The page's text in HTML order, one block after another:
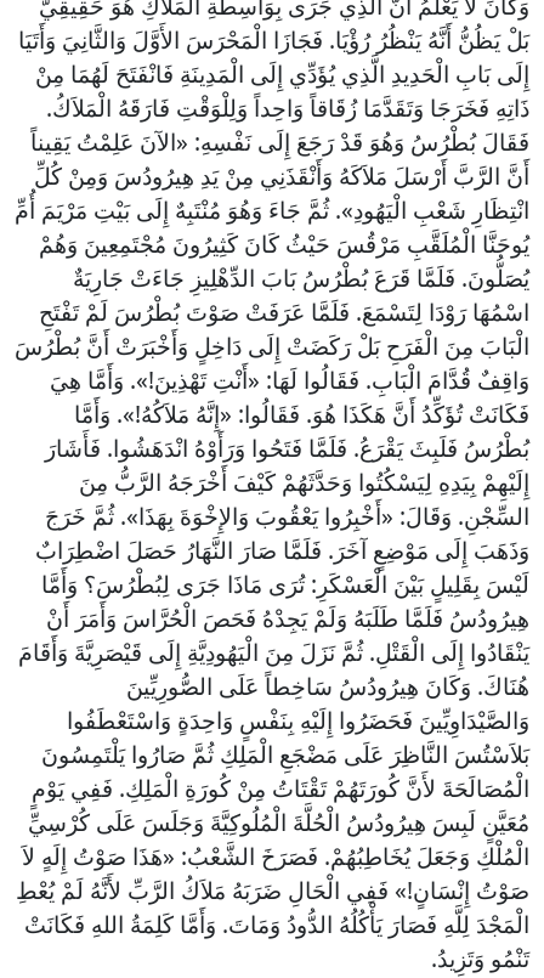
بَلْ يَظُنُّ أَنَّهُ يَنْظُرُ رُؤْيَا. فَجَازَا الْمَحْرَسَ الأَوَّلَ وَالثَّانِيَ وَأَتَيَا
إِلَى بَابِ الْحَدِيدِ الَّذِي يُؤَدِّي إِلَى الْمَدِينَةِ فَانْفَتَحَ لَهُمَا مِنْ
ذَاتِهِ فَخَرَجَا وَتَقَدَّمَا زُقَاقاً وَاحِداً وَلِلْوَقْتِ فَارَقَهُ الْمَلاَكُ.
فَقَالَ بُطْرُسُ وَهُوَ قَدْ رَجَعَ إِلَى نَفْسِهِ: «الآنَ عَلِمْتُ يَقِيناً
أَنَّ الرَّبَّ أَرْسَلَ مَلاَكَهُ وَأَنْقَذَنِي مِنْ يَدِ هِيرُودُسَ وَمِنْ كُلِّ
انْتِظَارِ شَعْبِ الْيَهُودِ». ثُمَّ جَاءَ وَهُوَ مُنْتَبِهٌ إِلَى بَيْتِ مَرْيَمَ أُمِّ
يُوحَنَّا الْمُلَقَّبِ مَرْقُسَ حَيْثُ كَانَ كَثِيرُونَ مُجْتَمِعِينَ وَهُمْ
يُصَلُّونَ. فَلَمَّا قَرَعَ بُطْرُسُ بَابَ الدِّهْلِيزِ جَاءَتْ جَارِيَةٌ
اسْمُهَا رَوْدَا لِتَسْمَعَ. فَلَمَّا عَرَفَتْ صَوْتَ بُطْرُسَ لَمْ تَفْتَحِ
الْبَابَ مِنَ الْفَرَحِ بَلْ رَكَضَتْ إِلَى دَاخِلٍ وَأَخْبَرَتْ أَنَّ بُطْرُسَ
وَاقِفٌ قُدَّامَ الْبَابِ. فَقَالُوا لَهَا: «أَنْتِ تَهْذِينَ!». وَأَمَّا هِيَ
فَكَانَتْ تُؤَكِّدُ أَنَّ هَكَذَا هُوَ. فَقَالُوا: «إِنَّهُ مَلاَكُهُ!». وَأَمَّا
بُطْرُسُ فَلَبِثَ يَقْرَعُ. فَلَمَّا فَتَحُوا وَرَأَوْهُ انْدَهَشُوا. فَأَشَارَ
إِلَيْهِمْ بِيَدِهِ لِيَسْكُتُوا وَحَدَّثَهُمْ كَيْفَ أَخْرَجَهُ الرَّبُّ مِنَ
السِّجْنِ. وَقَالَ: «أَخْبِرُوا يَعْقُوبَ وَالإِخْوَةَ بِهَذَا». ثُمَّ خَرَجَ
وَذَهَبَ إِلَى مَوْضِعٍ آخَرَ. فَلَمَّا صَارَ النَّهَارُ حَصَلَ اضْطِرَابٌ
لَيْسَ بِقَلِيلٍ بَيْنَ الْعَسْكَرِ: تُرَى مَاذَا جَرَى لِبُطْرُسَ؟ وَأَمَّا
هِيرُودُسُ فَلَمَّا طَلَبَهُ وَلَمْ يَجِدْهُ فَحَصَ الْحُرَّاسَ وَأَمَرَ أَنْ
يَنْقَادُوا إِلَى الْقَتْلِ. ثُمَّ نَزَلَ مِنَ الْيَهُودِيَّةِ إِلَى قَيْصَرِيَّةَ وَأَقَامَ
هُنَاكَ. وَكَانَ هِيرُودُسُ سَاخِطاً عَلَى الصُّورِيِّينَ
وَالصَّيْدَاوِيِّينَ فَحَضَرُوا إِلَيْهِ بِنَفْسٍ وَاحِدَةٍ وَاسْتَعْطَفُوا
بَلاَسْتُسَ النَّاظِرَ عَلَى مَضْجَعِ الْمَلِكِ ثُمَّ صَارُوا يَلْتَمِسُونَ
الْمُصَالَحَةَ لأَنَّ كُورَتَهُمْ تَقْتَاتُ مِنْ كُورَةِ الْمَلِكِ. فَفِي يَوْمٍ
مُعَيَّنٍ لَبِسَ هِيرُودُسُ الْحُلَّةَ الْمُلُوكِيَّةَ وَجَلَسَ عَلَى كُرْسِيِّ
الْمُلْكِ وَجَعَلَ يُخَاطِبُهُمْ. فَصَرَخَ الشَّعْبُ: «هَذَا صَوْتُ إِلَهٍ لاَ
صَوْتُ إِنْسَانٍ!» فَفِي الْحَالِ ضَرَبَهُ مَلاَكُ الرَّبِّ لأَنَّهُ لَمْ يُعْطِ
الْمَجْدَ لِلَّهِ فَصَارَ يَأْكُلُهُ الدُّودُ وَمَاتَ. وَأَمَّا كَلِمَةُ اللهِ فَكَانَتْ
تَنْمُو وَتَزِيدُ.